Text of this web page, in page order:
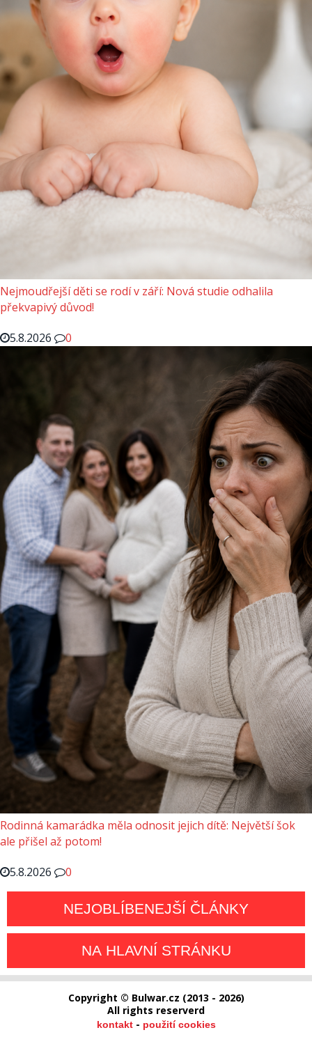
Nejmoudřejší děti se rodí v září: Nová studie odhalila
překvapivý důvod!
5.8.2026
0
Rodinná kamarádka měla odnosit jejich dítě: Největší šok
ale přišel až potom!
5.8.2026
0
NEJOBLÍBENEJŠÍ ČLÁNKY
NA HLAVNÍ STRÁNKU
Copyright © Bulwar.cz (2013 - 2026)
All rights reserverd
kontakt- použití cookies